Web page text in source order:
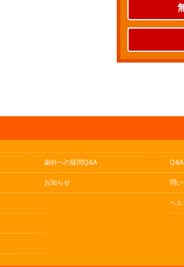
歯科への疑問Q&A
お知らせ
Q&A
問い
ヘル